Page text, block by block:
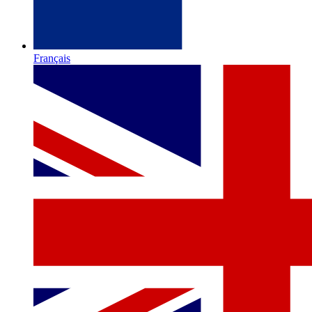
Français